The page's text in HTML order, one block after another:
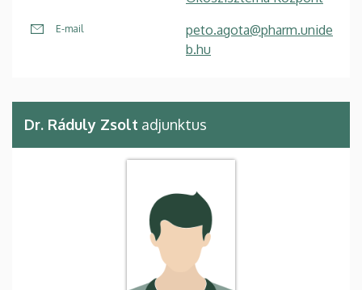
E-mail
peto.agota@pharm.unide
b.hu
Dr. Ráduly Zsolt adjunktus